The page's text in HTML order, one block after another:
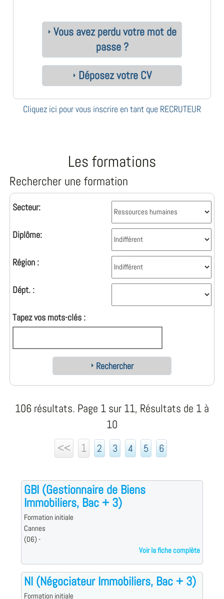
Vous avez perdu votre mot de
passe ?
Déposez votre CV
Cliquez ici pour vous inscrire en tant que RECRUTEUR
Les formations
Rechercher une formation
Secteur:
Diplôme:
Région :
Dépt. :
Tapez vos mots-clés :
Rechercher
106 résultats. Page 1 sur 11, Résultats de 1 à
10
<<
1 2 3 4 5 6
GBI (Gestionnaire de Biens
Immobiliers, Bac + 3)
Formation initiale
Cannes
(06) -
Voir la fiche complète
NI (Négociateur Immobiliers, Bac + 3)
Formation initiale